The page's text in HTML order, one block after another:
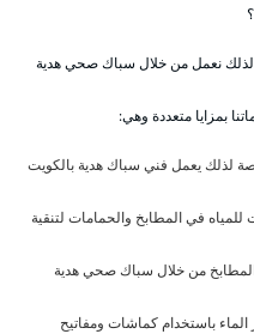
نعمل من خلال سباك صحي هدية
بمزايا متعددة وهي:
لذلك يعمل فني سباك هدية بالكويت
في المطابخ والحمامات لتنقية
من خلال سباك صحي هدية
باستخدام كماشات ومفاتيح